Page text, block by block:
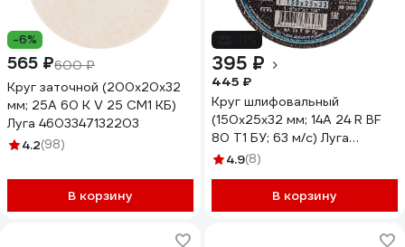
-6%
565 ₽600 ₽
Круг заточной (200х20х32
мм; 25А 60 K V 25 СМ1 КБ)
Луга 4603347132203
4.2(98)
В корзину
395 ₽
445 ₽
Круг шлифовальный
(150x25x32 мм; 14А 24 R BF
80 Т1 БУ; 63 м/с) Луга
4603347326480
4.9(8)
В корзину